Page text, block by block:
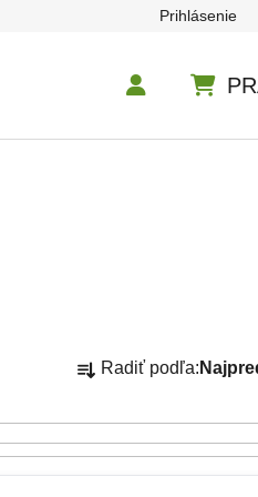
Prihlásenie
Radiť podľa: